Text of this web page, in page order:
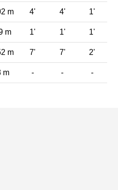
m 4' 4' 1'
m 1' 1' 1'
m 7' 7' 2'
m - - -